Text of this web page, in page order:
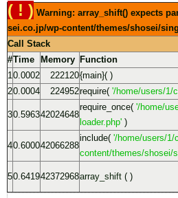
( ! ) Warning: array_shift() expects
sei.co.jp/wp-content/themes/shosei/
Call Stack
#Time Memory Function
10.0002 222120{main}( )
20.0004 224952require( '/home/users/1/
30.596342024648
require_once( '/home/
loader.php' )
40.600042066288
include( '/home/users/1/
content/themes/shosei/
50.641942372968array_shift ( )